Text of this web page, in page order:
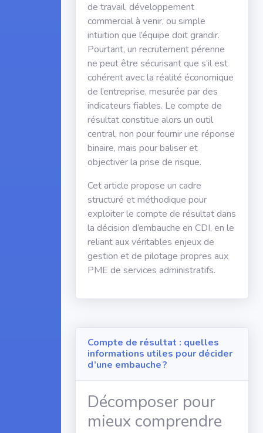
de travail, développement
commercial à venir, ou simple
intuition que l’équipe doit grandir.
Pourtant, un recrutement pérenne
ne peut être sécurisant que s’il est
cohérent avec la réalité économique
de l’entreprise, mesurée par des
indicateurs fiables. Le compte de
résultat constitue alors un outil
central, non pour fournir une réponse
binaire, mais pour baliser et
objectiver la prise de risque.
Cet article propose un cadre
structuré et méthodique pour
exploiter le compte de résultat dans
la décision d’embauche en CDI, en le
reliant aux véritables enjeux de
gestion et de pilotage propres aux
PME de services administratifs.
Compte de résultat : quelles
informations utiles pour décider
d’une embauche ?
Décomposer pour
mieux comprendre